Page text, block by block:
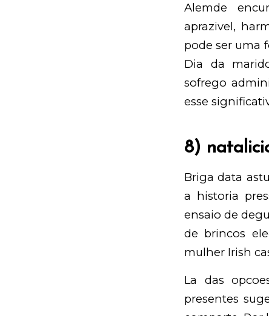
Alemde
aprazivel,
pode ser uma
Dia da
sofrego
esse
8)
Briga data
a historia
ensaio de
de brincos
mulher Irish
La das
presentes